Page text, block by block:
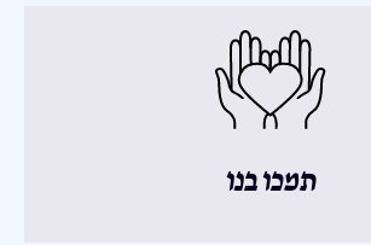
תמכו בנו